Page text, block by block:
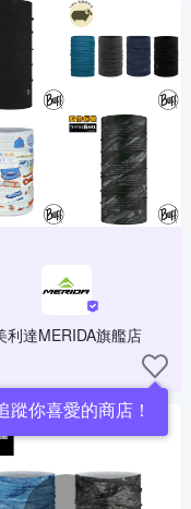
利達MERIDA旗艦店
蹤你喜愛的商店！